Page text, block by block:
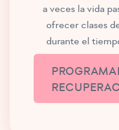
a veces la vida
ofrecer clases
durante el